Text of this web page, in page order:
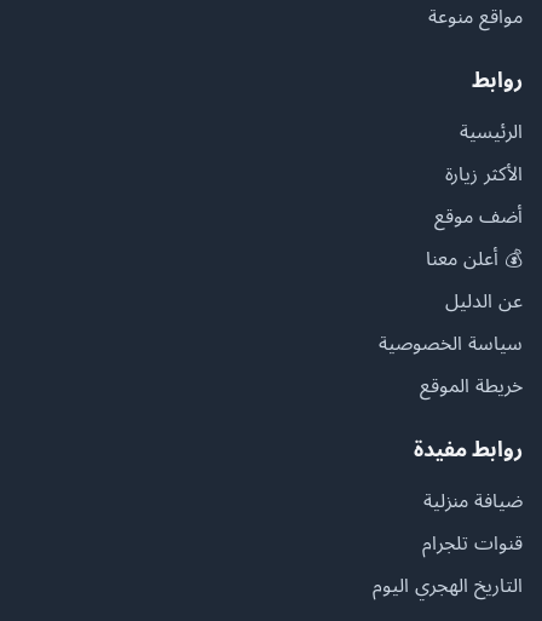
مواقع منوعة
روابط
الرئيسية
الأكثر زيارة
أضف موقع
💰 أعلن معنا
عن الدليل
سياسة الخصوصية
خريطة الموقع
روابط مفيدة
ضيافة منزلية
قنوات تلجرام
التاريخ الهجري اليوم